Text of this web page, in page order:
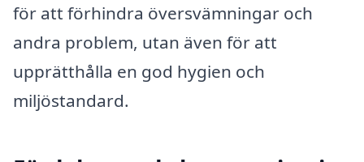
för att förhindra översvämningar och
andra problem, utan även för att
upprätthålla en god hygien och
miljöstandard.